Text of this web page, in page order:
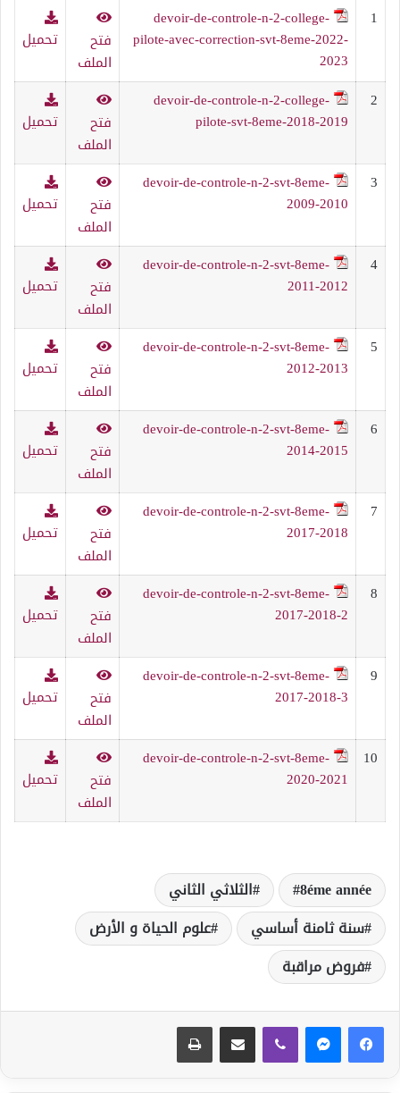
1
devoir-de-controle-n-2-college-
pilote-avec-correction-svt-8eme-2022-
2023
فتح
الملف
تحميل
2
devoir-de-controle-n-2-college-
pilote-svt-8eme-2018-2019
فتح
الملف
تحميل
3
devoir-de-controle-n-2-svt-8eme-
2009-2010
فتح
الملف
تحميل
4
devoir-de-controle-n-2-svt-8eme-
2011-2012
فتح
الملف
تحميل
5
devoir-de-controle-n-2-svt-8eme-
2012-2013
فتح
الملف
تحميل
6
devoir-de-controle-n-2-svt-8eme-
2014-2015
فتح
الملف
تحميل
7
devoir-de-controle-n-2-svt-8eme-
2017-2018
فتح
الملف
تحميل
8
devoir-de-controle-n-2-svt-8eme-
2017-2018-2
فتح
الملف
تحميل
9
devoir-de-controle-n-2-svt-8eme-
2017-2018-3
فتح
الملف
تحميل
10
devoir-de-controle-n-2-svt-8eme-
2020-2021
فتح
الملف
تحميل
8éme année
الثلاثي الثاني
سنة ثامنة أساسي
علوم الحياة و الأرض
فروض مراقبة